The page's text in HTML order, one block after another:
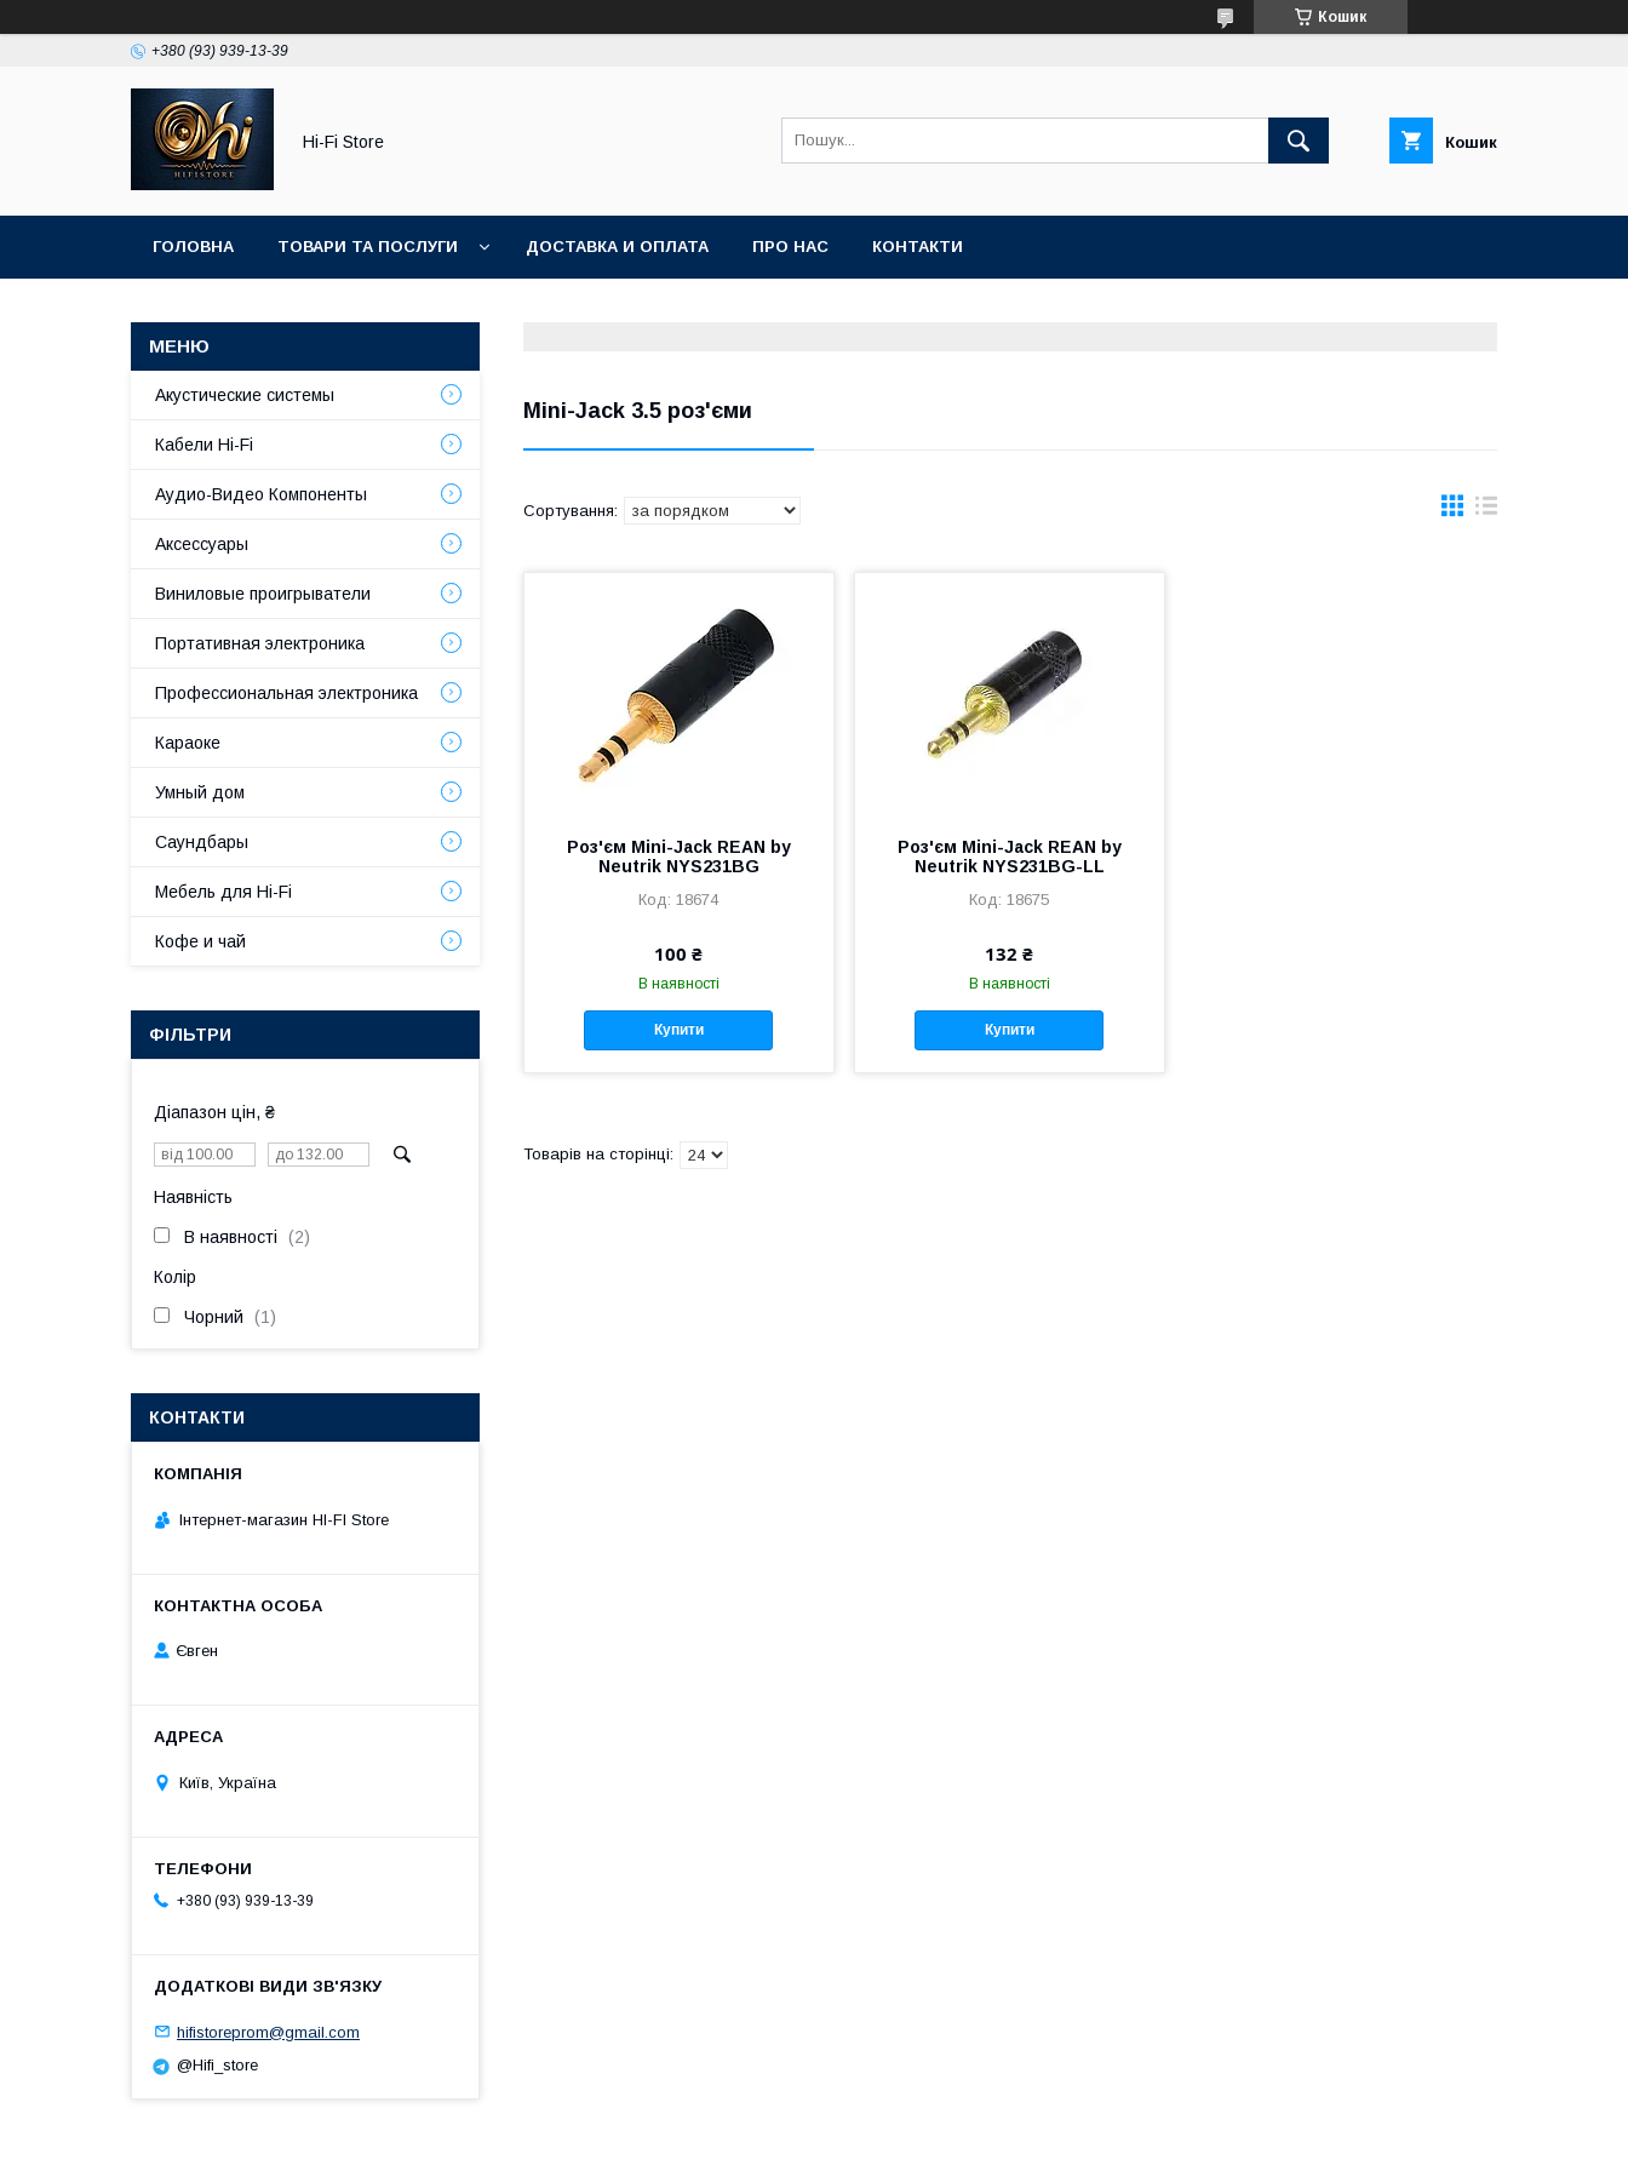
Кошик
+380 (93) 939-13-39
Hi-Fi Store Кошик
ГОЛОВНА ТОВАРИ ТА ПОСЛУГИ ДОСТАВКА И ОПЛАТА ПРО НАС КОНТАКТИ
Mini-Jack 3.5 роз'єми
Роз'єм Mini-Jack REAN by
Neutrik NYS231BG
18674
100 ₴
В наявності
Купити
Роз'єм Mini-Jack REAN by
Neutrik NYS231BG-LL
18675
132 ₴
В наявності
Купити
Акустические системы
Кабели Hi-Fi
Аудио-Видео Компоненты
Аксессуары
Виниловые проигрыватели
Портативная электроника
Профессиональная электроника
Караоке
Умный дом
Саундбары
Мебель для Hi-Fi
Кофе и чай
ФІЛЬТРИ
Діапазон цін, ₴
Наявність
В наявності 2
Колір
Чорний 1
КОНТАКТИ
Інтернет-магазин HI-FI Store
Євген
Київ, Україна
+380 (93) 939-13-39
hifistoreprom@gmail.com
@Hifi_store